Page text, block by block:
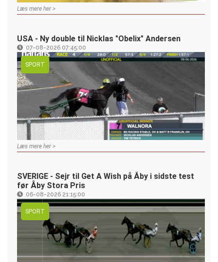
Læs mere her >
USA - Ny double til Nicklas "Obelix" Andersen
07-08-2026 07:45:00
SPORT
Læs mere her >
SVERIGE - Sejr til Get A Wish på Åby i sidste test
før Åby Stora Pris
06-08-2026 21:15:00
SPORT